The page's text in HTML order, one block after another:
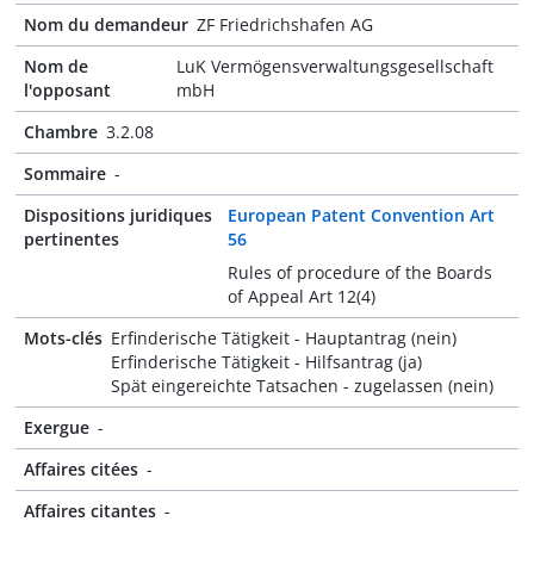
Nom du demandeur ZF Friedrichshafen AG
Nom de
l'opposant
LuK Vermögensverwaltungsgesellschaft
mbH
Chambre 3.2.08
Sommaire -
Dispositions juridiques
pertinentes
European Patent Convention Art
56
Rules of procedure of the Boards
of Appeal Art 12(4)
Mots-clés Erfinderische Tätigkeit - Hauptantrag (nein)
Erfinderische Tätigkeit - Hilfsantrag (ja)
Spät eingereichte Tatsachen - zugelassen (nein)
Exergue -
Affaires citées -
Affaires citantes -